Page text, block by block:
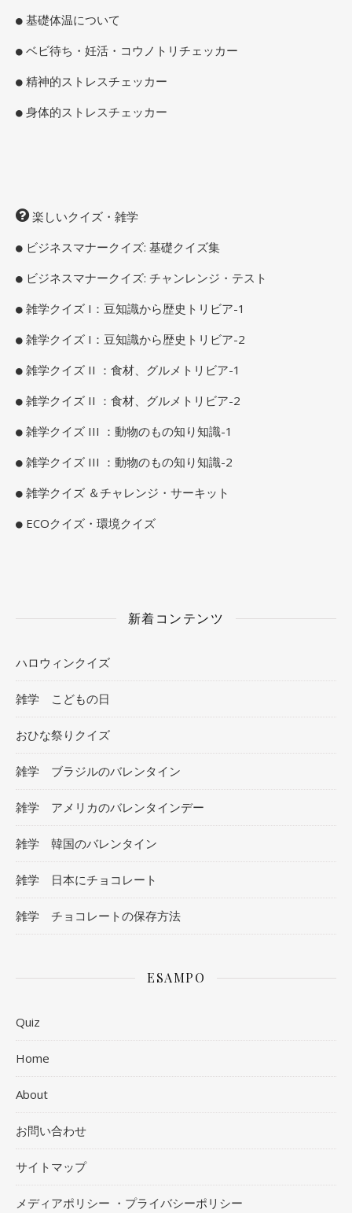
基礎体温について
ベビ待ち・妊活・コウノトリチェッカー
精神的ストレスチェッカー
身体的ストレスチェッカー
楽しいクイズ・雑学
ビジネスマナークイズ: 基礎クイズ集
ビジネスマナークイズ: チャンレンジ・テスト
雑学クイズ I：豆知識から歴史トリビア-1
雑学クイズ I：豆知識から歴史トリビア-2
雑学クイズ II ：食材、グルメトリビア-1
雑学クイズ II ：食材、グルメトリビア-2
雑学クイズ III ：動物のもの知り知識-1
雑学クイズ III ：動物のもの知り知識-2
雑学クイズ ＆チャレンジ・サーキット
ECOクイズ・環境クイズ
新着コンテンツ
ハロウィンクイズ
雑学 こどもの日
おひな祭りクイズ
雑学 ブラジルのバレンタイン
雑学 アメリカのバレンタインデー
雑学 韓国のバレンタイン
雑学 日本にチョコレート
雑学 チョコレートの保存方法
ESAMPO
Quiz
Home
About
お問い合わせ
サイトマップ
メディアポリシー ・プライバシーポリシー